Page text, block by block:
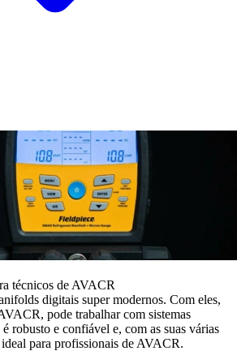
técnicos de AVACR
digitais super modernos. Com eles,
pode trabalhar com sistemas
robusto e confiável e, com as suas várias
para profissionais de AVACR.